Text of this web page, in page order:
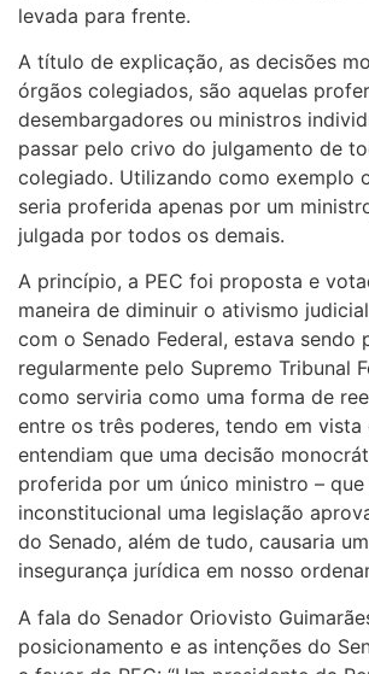
levada para frente.
A título de explicação, as decisões
órgãos colegiados, são aquelas
desembargadores ou ministros
passar pelo crivo do julgamento de
colegiado. Utilizando como exemplo
seria proferida apenas por um
julgada por todos os demais.
A princípio, a PEC foi proposta e
maneira de diminuir o ativismo
com o Senado Federal, estava sendo
regularmente pelo Supremo Tribunal
como serviria como uma forma de
entre os três poderes, tendo em vista
entendiam que uma decisão
proferida por um único ministro – que
inconstitucional uma legislação
do Senado, além de tudo, causaria
insegurança jurídica em nosso
A fala do Senador Oriovisto
posicionamento e as intenções do